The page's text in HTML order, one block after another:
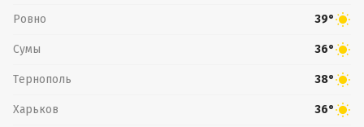
Ровно 39°
Сумы 36°
Тернополь 38°
Харьков 36°